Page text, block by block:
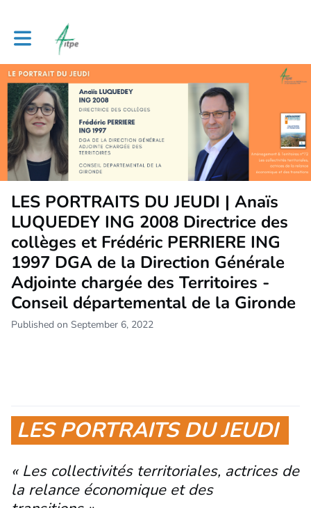
Toggle main navigation
LES PORTRAITS DU JEUDI | Anaïs
LUQUEDEY ING 2008 Directrice des
collèges et Frédéric PERRIERE ING
1997 DGA de la Direction Générale
Adjointe chargée des Territoires -
Conseil départemental de la Gironde
Published on September 6, 2022
LES PORTRAITS DU JEUDI
« Les collectivités territoriales, actrices de
la relance économique et des